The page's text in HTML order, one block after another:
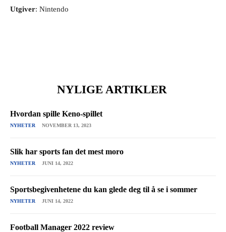
Utgiver: Nintendo
NYLIGE ARTIKLER
Hvordan spille Keno-spillet
NYHETER NOVEMBER 13, 2023
Slik har sports fan det mest moro
NYHETER JUNI 14, 2022
Sportsbegivenhetene du kan glede deg til å se i sommer
NYHETER JUNI 14, 2022
Football Manager 2022 review